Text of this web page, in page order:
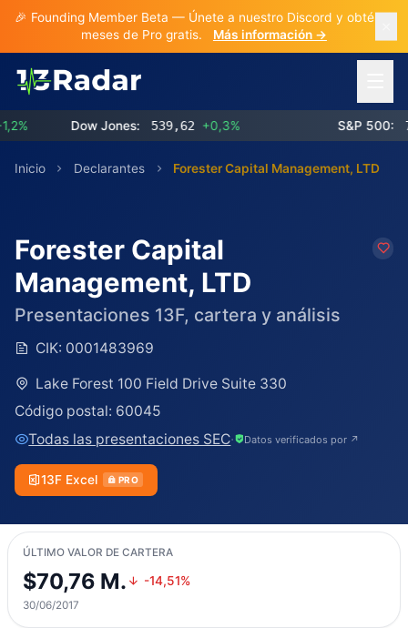
🎉 Founding Member Beta — Únete a nuestro Discord y obtén 3
meses de Pro gratis.
Más información →
Dow Jones: 539,62 +0,3% S&P 500:
Inicio Declarantes Forester Capital Management, LTD
Forester Capital
Management, LTD
Presentaciones 13F, cartera y análisis
CIK: 0001483969
Lake Forest 100 Field Drive Suite 330
Código postal: 60045
Todas las presentaciones SEC· Datos verificados por ↗
13F Excel PRO
ÚLTIMO VALOR DE CARTERA
$70,76 M. -14,51%
30/06/2017